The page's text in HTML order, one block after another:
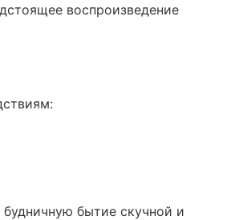
воспроизведение
бытие скучной и